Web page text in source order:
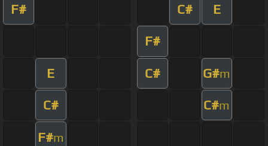
F# C# E
F#
E C# G#m
C# C#m
F#m